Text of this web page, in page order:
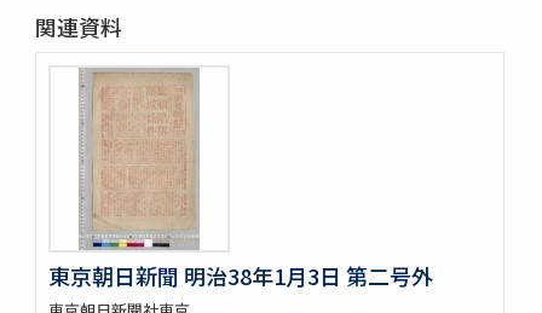
関連資料
東京朝日新聞 明治38年1月3日 第二号外